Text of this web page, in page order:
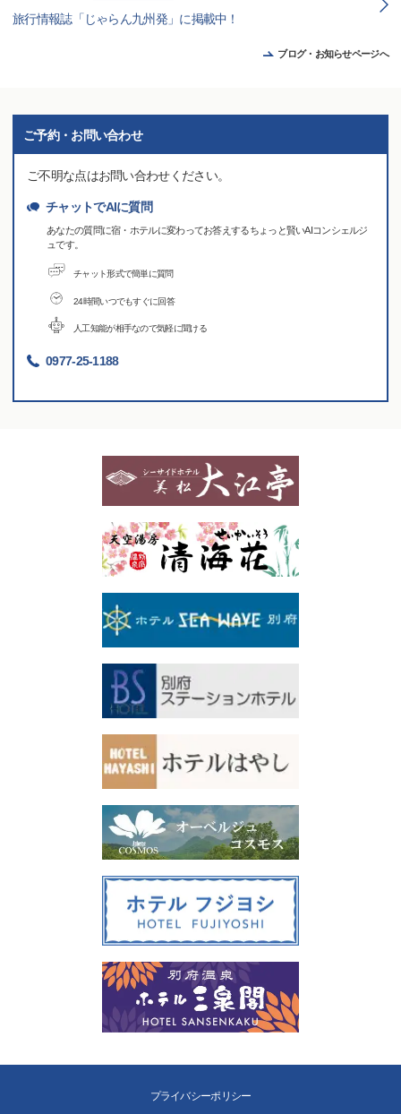
旅行情報誌「じゃらん九州発」に掲載中！
ブログ・お知らせページへ
ご予約・お問い合わせ
ご不明な点はお問い合わせください。
チャットでAIに質問
あなたの質問に宿・ホテルに変わってお答えするちょっと賢いAIコンシェルジ
ュです。
チャット形式で簡単に質問
24時間いつでもすぐに回答
人工知能が相手なので気軽に聞ける
0977-25-1188
プライバシーポリシー